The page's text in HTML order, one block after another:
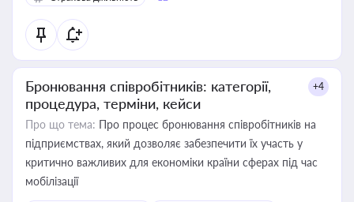
Бронювання співробітників: категорії,
процедура, терміни, кейси
+4
Про що тема: Про процес бронювання співробітників на
підприємствах, який дозволяє забезпечити їх участь у
критично важливих для економіки країни сферах під час
мобілізації